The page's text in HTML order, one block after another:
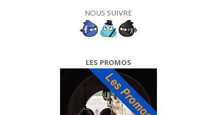
NOUS SUIVRE
LES PROMOS